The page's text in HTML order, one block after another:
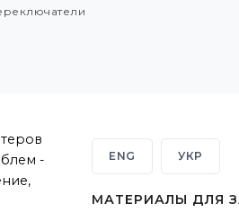
-
ENG УКР
МАТЕРИАЛЫ ДЛЯ